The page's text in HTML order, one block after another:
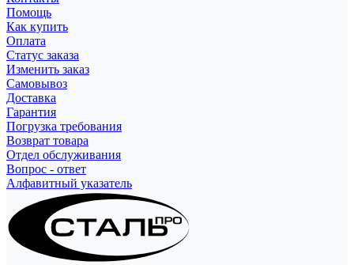
Помощь
Как купить
Оплата
Статус заказа
Изменить заказ
Самовывоз
Доставка
Гарантия
Погрузка требования
Возврат товара
Отдел обслуживания
Вопрос - ответ
Алфавитный указатель